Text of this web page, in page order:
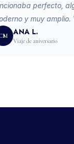
perfecto,
y muy amplio.
ANA L.
Viaje de aniversario